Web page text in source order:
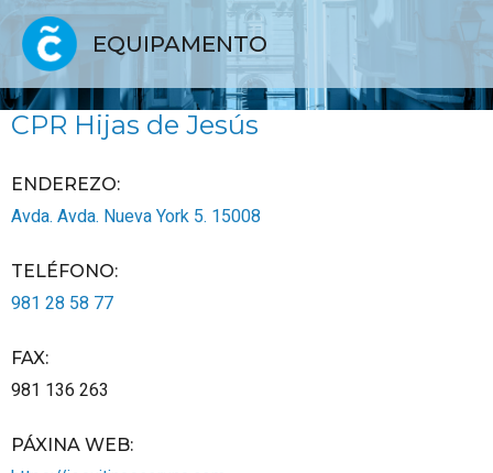
EQUIPAMENTO
CPR Hijas de Jesús
ENDEREZO:
Avda. Avda. Nueva York 5. 15008
TELÉFONO:
981 28 58 77
FAX:
981 136 263
PÁXINA WEB: